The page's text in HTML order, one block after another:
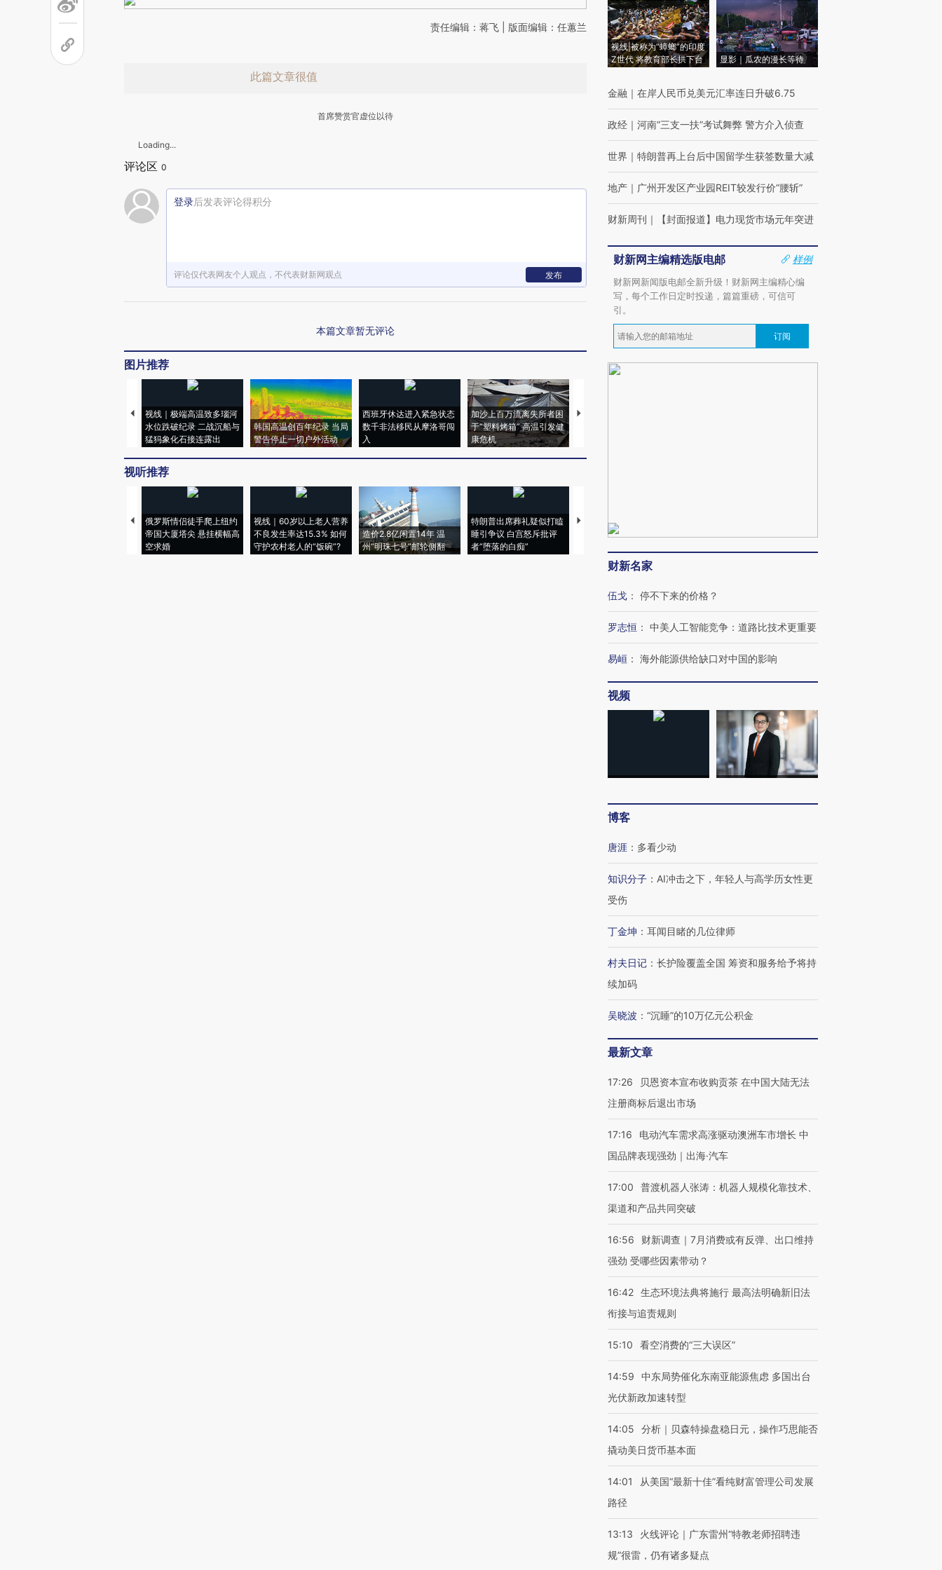
责任编辑：蒋飞 | 版面编辑：任蕙兰
此篇文章很值
首席赞赏官虚位以待
Loading...
评论区 0
登录后发表评论得积分
评论仅代表网友个人观点，不代表财新网观点 发布
本篇文章暂无评论
图片推荐
视线｜极端高温致多瑙河
水位跌破纪录 二战沉船与
猛犸象化石接连露出
韩国高温创百年纪录 当局
警告停止一切户外活动
西班牙休达进入紧急状态
数千非法移民从摩洛哥闯
入
加沙上百万流离失所者困
于“塑料烤箱” 高温引发健
康危机
视线｜HYROX的吸金
视听推荐
俄罗斯情侣徒手爬上纽约
帝国大厦塔尖 悬挂横幅高
空求婚
视线｜60岁以上老人营养
不良发生率达15.3% 如何
守护农村老人的“饭碗”?
造价2.8亿闲置14年 温
州“明珠七号”邮轮侧翻
特朗普出席葬礼疑似打瞌
睡引争议 白宫怒斥批评
者“堕落的白痴”
视线｜全球最热百城独占
97个 印度如何熬过48°C
视线|被称为“蟑螂”的印度
Z世代 将教育部长拱下台
显影｜瓜农的漫长等待
金融 ｜ 在岸人民币兑美元汇率连日升破6.75
政经 ｜ 河南“三支一扶”考试舞弊 警方介入侦查
世界 ｜ 特朗普再上台后中国留学生获签数量大减
地产 ｜ 广州开发区产业园REIT较发行价“腰斩”
财新周刊 ｜ 【封面报道】电力现货市场元年突进
财新网主编精选版电邮
样例
财新网新闻版电邮全新升级！财新网主编精心编
写，每个工作日定时投递，篇篇重磅，可信可
引。
订阅
财新名家
伍戈 ： 停不下来的价格？
罗志恒 ： 中美人工智能竞争：道路比技术更重要
易峘 ： 海外能源供给缺口对中国的影响
视频
博客
唐涯 ： 多看少动
知识分子 ： AI冲击之下，年轻人与高学历女性更
受伤
丁金坤 ： 耳闻目睹的几位律师
村夫日记 ： 长护险覆盖全国 筹资和服务给予将持
续加码
吴晓波 ： “沉睡”的10万亿元公积金
最新文章
17:26
贝恩资本宣布收购贡茶 在中国大陆无法
注册商标后退出市场
17:16
电动汽车需求高涨驱动澳洲车市增长 中
国品牌表现强劲｜出海·汽车
17:00
普渡机器人张涛：机器人规模化靠技术、
渠道和产品共同突破
16:56
财新调查｜7月消费或有反弹、出口维持
强劲 受哪些因素带动？
16:42 生态环境法典将施行 最高法明确新旧法
衔接与追责规则
15:10 看空消费的“三大误区”
14:59
中东局势催化东南亚能源焦虑 多国出台
光伏新政加速转型
14:05
分析｜贝森特操盘稳日元，操作巧思能否
撬动美日货币基本面
14:01
从美国“最新十佳”看纯财富管理公司发展
路径
13:13
火线评论｜广东雷州“特教老师招聘违
规”很雷，仍有诸多疑点